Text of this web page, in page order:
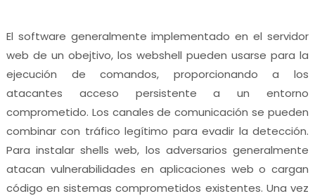
El software generalmente implementado en el servidor
web de un obejtivo, los webshell pueden usarse para la
ejecución de comandos, proporcionando a los
atacantes acceso persistente a un entorno
comprometido. Los canales de comunicación se pueden
combinar con tráfico legítimo para evadir la detección.
Para instalar shells web, los adversarios generalmente
atacan vulnerabilidades en aplicaciones web o cargan
código en sistemas comprometidos existentes. Una vez